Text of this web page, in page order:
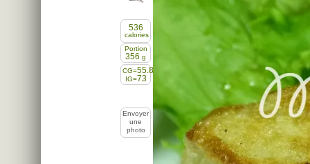
536
calories
Portion
356 g
CG=55.8
IG=73
Envoyer
une
photo